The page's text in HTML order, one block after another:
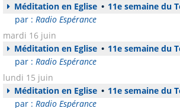
Méditation en Eglise • 11e semaine du
par : Radio Espérance
mardi 16 juin
Méditation en Eglise • 11e semaine du
par : Radio Espérance
lundi 15 juin
Méditation en Eglise • 11e semaine du
par : Radio Espérance